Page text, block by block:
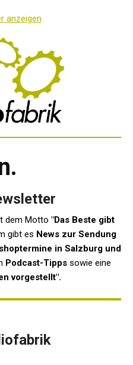
anzeigen
dem Motto "Das Beste gibt
gibt es News zur Sendung
in Salzburg und
Podcast-Tipps sowie eine
vorgestellt".